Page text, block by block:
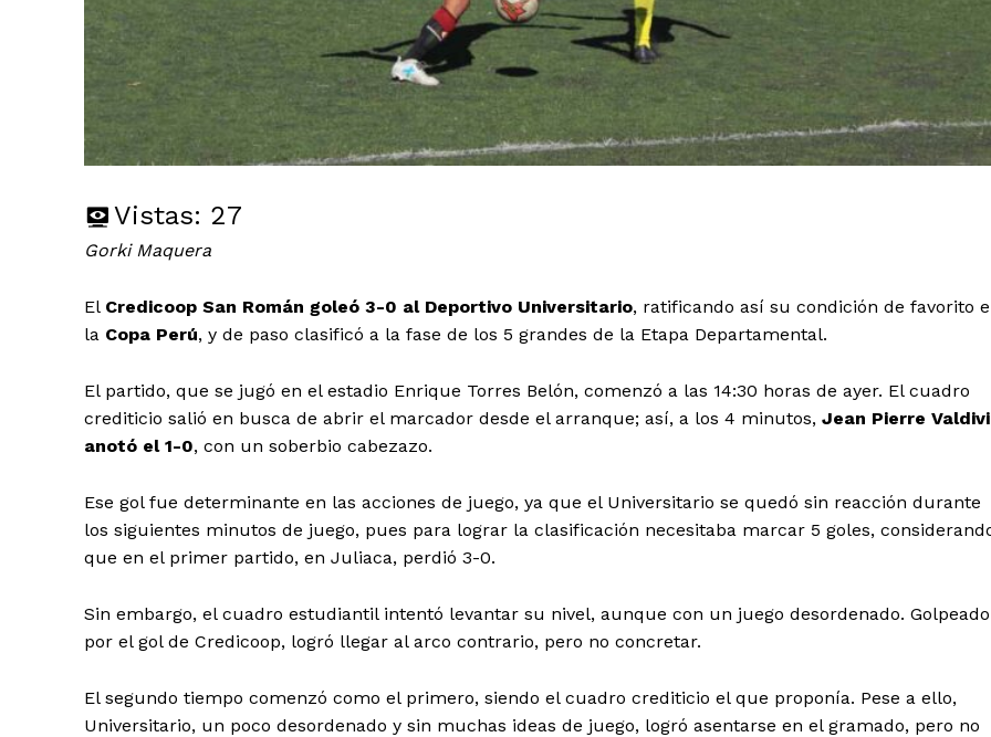
Vistas: 27
Gorki Maquera
El Credicoop San Román goleó 3-0 al Deportivo Universitario, ratificando así su condición de favorito
la Copa Perú, y de paso clasificó a la fase de los 5 grandes de la Etapa Departamental.
El partido, que se jugó en el estadio Enrique Torres Belón, comenzó a las 14:30 horas de ayer. El cuadro
crediticio salió en busca de abrir el marcador desde el arranque; así, a los 4 minutos, Jean Pierre
anotó el 1-0, con un soberbio cabezazo.
Ese gol fue determinante en las acciones de juego, ya que el Universitario se quedó sin reacción durante
los siguientes minutos de juego, pues para lograr la clasificación necesitaba marcar 5 goles,
que en el primer partido, en Juliaca, perdió 3-0.
Sin embargo, el cuadro estudiantil intentó levantar su nivel, aunque con un juego desordenado. Golpeado
por el gol de Credicoop, logró llegar al arco contrario, pero no concretar.
El segundo tiempo comenzó como el primero, siendo el cuadro crediticio el que proponía. Pese a ello,
Universitario, un poco desordenado y sin muchas ideas de juego, logró asentarse en el gramado, pero no